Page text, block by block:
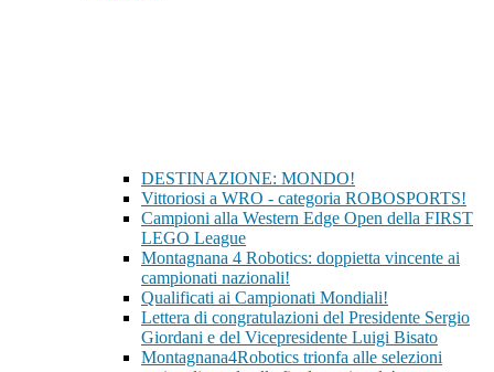
DESTINAZIONE: MONDO!
Vittoriosi a WRO - categoria ROBOSPORTS!
Campioni alla Western Edge Open della FIRST
LEGO League
Montagnana 4 Robotics: doppietta vincente ai
campionati nazionali!
Qualificati ai Campionati Mondiali!
Lettera di congratulazioni del Presidente Sergio
Giordani e del Vicepresidente Luigi Bisato
Montagnana4Robotics trionfa alle selezioni